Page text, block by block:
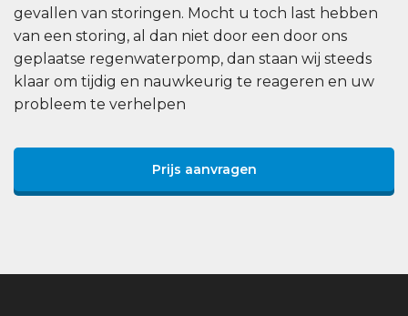
gevallen van storingen. Mocht u toch last hebben
van een storing, al dan niet door een door ons
geplaatse regenwaterpomp, dan staan ​​wij steeds
klaar om tijdig en nauwkeurig te reageren en uw
probleem te verhelpen
Prijs aanvragen